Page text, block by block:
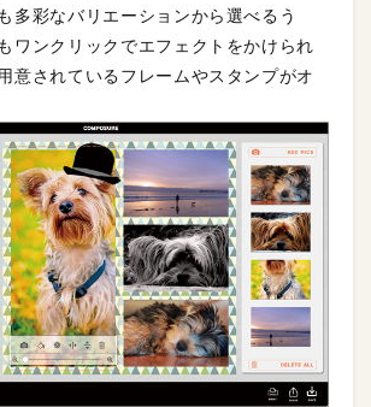
多彩なバリエーションから選べるう
ワンクリックでエフェクトをかけられ
意されているフレームやスタンプがオ